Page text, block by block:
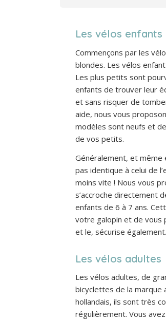
Les vélos enfants
Commençons par les
blondes. Les vélos
Les plus petits sont
enfants de trouver leur
et sans risquer de
aide, nous vous
modèles sont neufs et
de vos petits.
Généralement, et même
pas identique à celui de
moins vite ! Nous vous
s’accroche directement
enfants de 6 à 7 ans.
votre galopin et de vous
et le, sécurise également.
Les vélos adultes
Les vélos adultes, de
bicyclettes de la marque
hollandais, ils sont très
régulièrement. Vous